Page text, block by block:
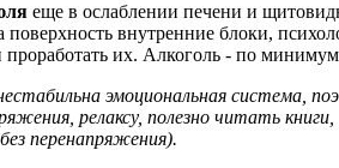
еще в ослаблении печени и
внутренние блоки,
проработать их. Алкоголь - по
эмоциональная система,
релаксу, полезно читать
перенапряжения).